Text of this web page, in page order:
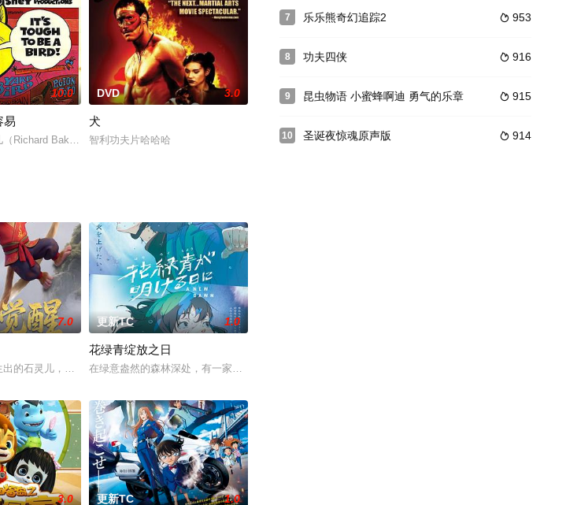
顾自唱着不成腔调的歌。今晚他和哥哥要偷偷走出房子，趁大人不注
10.0
易
Richard Bakalyan 配音），自由自在飞在蔚蓝青空之上，哼着小调的它没留神遭到猎
DVD 3.0
犬
智利功夫片哈哈哈
的足迹，踏上神山探寻“温暖
拳击运动员，他在不锈钢教练的培养下，击败了糖铁机器人，赢得
7.0
的石灵儿，被石矶娘娘收养。哪吒误伤石矶徒弟，太乙真人偏袒哪吒，锁住石矶。石灵儿为救母学艺，却
更新TC 1.0
花绿青绽放之日
在绿意盎然的森林深处，有一家名为“带刀烟火店”的烟花工厂，因小镇重新开发，该工厂被迫面临拆迁，带刀
3.0 更新TC 1.0
7  953
乐乐熊奇幻追踪2
8  916
功夫四侠
9  915
昆虫物语 小蜜蜂啊迪 勇气的乐章
10  914
圣诞夜惊魂原声版